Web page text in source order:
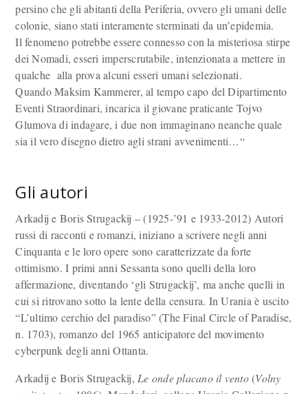
persino che gli abitanti della Periferia, ovvero gli umani delle
colonie, siano stati interamente sterminati da un’epidemia.
Il fenomeno potrebbe essere connesso con la misteriosa stirpe
dei Nomadi, esseri imperscrutabile, intenzionata a mettere in
qualche alla prova alcuni esseri umani selezionati.
Quando Maksim Kammerer, al tempo capo del Dipartimento
Eventi Straordinari, incarica il giovane praticante Tojvo
Glumova di indagare, i due non immaginano neanche quale
sia il vero disegno dietro agli strani avvenimenti…“
Gli autori
Arkadij e Boris Strugackij – (1925-’91 e 1933-2012) Autori
russi di racconti e romanzi, iniziano a scrivere negli anni
Cinquanta e le loro opere sono caratterizzate da forte
ottimismo. I primi anni Sessanta sono quelli della loro
affermazione, diventando ‘gli Strugackij’, ma anche quelli in
cui si ritrovano sotto la lente della censura. In Urania è uscito
“L’ultimo cerchio del paradiso” (The Final Circle of Paradise,
n. 1703), romanzo del 1965 anticipatore del movimento
cyberpunk degli anni Ottanta.
Arkadij e Boris Strugackij, Le onde placano il vento(Volny